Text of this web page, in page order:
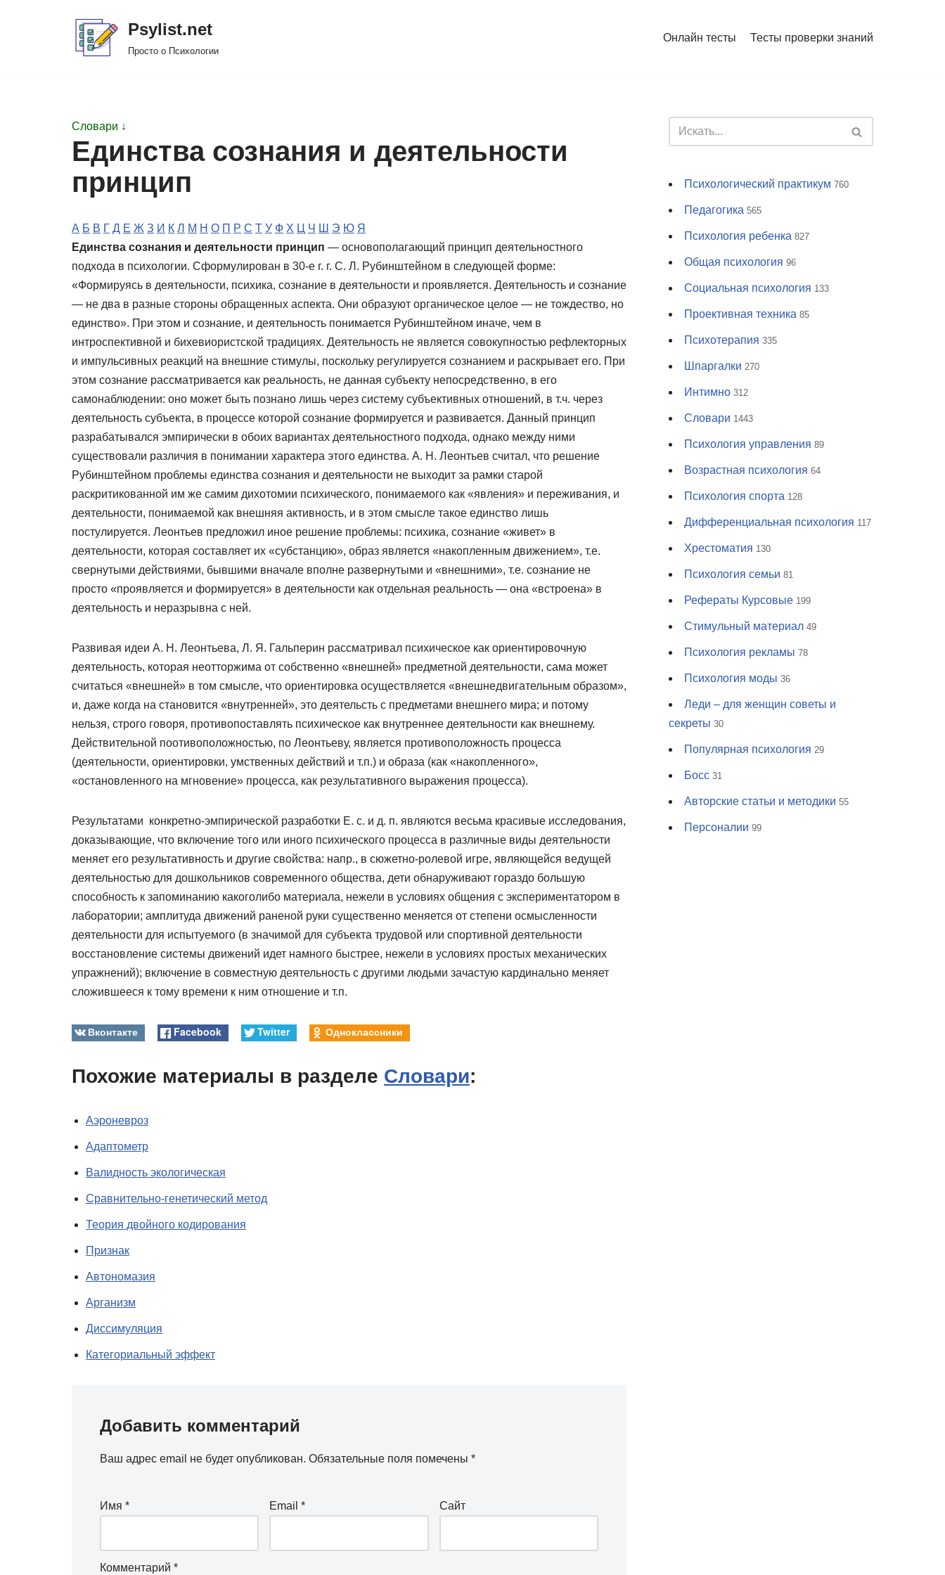
Psylist.net
Просто о Психологии
Онлайн тесты Тесты проверки знаний
Словари ↓
Единства сознания и деятельности
принцип
А Б В Г Д Е Ж З И К Л М Н О П Р С Т У Ф Х Ц Ч Ш Э Ю Я
Единства сознания и деятельности принцип — основополагающий принцип деятельностного
подхода в психологии. Сформулирован в 30-е г. г. С. Л. Рубинштейном в следующей форме:
«Формируясь в деятельности, психика, сознание в деятельности и проявляется. Деятельность и сознание
— не два в разные стороны обращенных аспекта. Они образуют органическое целое — не тождество, но
единство». При этом и сознание, и деятельность понимается Рубинштейном иначе, чем в
интроспективной и бихевиористской традициях. Деятельность не является совокупностью рефлекторных
и импульсивных реакций на внешние стимулы, поскольку регулируется сознанием и раскрывает его. При
этом сознание рассматривается как реальность, не данная субъекту непосредственно, в его
самонаблюдении: оно может быть познано лишь через систему субъективных отношений, в т.ч. через
деятельность субъекта, в процессе которой сознание формируется и развивается. Данный принцип
разрабатывался эмпирически в обоих вариантах деятельностного подхода, однако между ними
существовали различия в понимании характера этого единства. А. Н. Леонтьев считал, что решение
Рубинштейном проблемы единства сознания и деятельности не выходит за рамки старой
раскритикованной им же самим дихотомии психического, понимаемого как «явления» и переживания, и
деятельности, понимаемой как внешняя активность, и в этом смысле такое единство лишь
постулируется. Леонтьев предложил иное решение проблемы: психика, сознание «живет» в
деятельности, которая составляет их «субстанцию», образ является «накопленным движением», т.е.
свернутыми действиями, бывшими вначале вполне развернутыми и «внешними», т.е. сознание не
просто «проявляется и формируется» в деятельности как отдельная реальность — она «встроена» в
деятельность и неразрывна с ней.
Развивая идеи А. Н. Леонтьева, Л. Я. Гальперин рассматривал психическое как ориентировочную
деятельность, которая неотторжима от собственно «внешней» предметной деятельности, сама может
считаться «внешней» в том смысле, что ориентировка осуществляется «внешнедвигательным образом»,
и, даже когда на становится «внутренней», это деятельсть с предметами внешнего мира; и потому
нельзя, строго говоря, противопоставлять психическое как внутреннее деятельности как внешнему.
Действительной поотивоположностью, по Леонтьеву, является противоположность процесса
(деятельности, ориентировки, умственных действий и т.п.) и образа (как «накопленного»,
«остановленного на мгновение» процесса, как результативного выражения процесса).
Результатами конкретно-эмпирической разработки Е. с. и д. п. являются весьма красивые исследования,
доказывающие, что включение того или иного психического процесса в различные виды деятельности
меняет его результативность и другие свойства: напр., в сюжетно-ролевой игре, являющейся ведущей
деятельностью для дошкольников современного общества, дети обнаруживают гораздо большую
способность к запоминанию какоголибо материала, нежели в условиях общения с экспериментатором в
лаборатории; амплитуда движений раненой руки существенно меняется от степени осмысленности
деятельности для испытуемого (в значимой для субъекта трудовой или спортивной деятельности
восстановление системы движений идет намного быстрее, нежели в условиях простых механических
упражнений); включение в совместную деятельность с другими людьми зачастую кардинально меняет
сложившееся к тому времени к ним отношение и т.п.
Вконтакте Facebook Twitter Одноклассники
Похожие материалы в разделе Словари:
Аэроневроз
Адаптометр
Валидность экологическая
Сравнительно-генетический метод
Теория двойного кодирования
Признак
Автономазия
Арганизм
Диссимуляция
Категориальный эффект
Добавить комментарий
Ваш адрес email не будет опубликован. Обязательные поля помечены *
Имя * Email* Сайт
Комментарий *
Психологический практикум 760
Педагогика 565
Психология ребенка 827
Общая психология 96
Социальная психология 133
Проективная техника 85
Психотерапия 335
Шпаргалки 270
Интимно 312
Словари 1443
Психология управления 89
Возрастная психология 64
Психология спорта 128
Дифференциальная психология 117
Хрестоматия 130
Психология семьи 81
Рефераты Курсовые 199
Стимульный материал 49
Психология рекламы 78
Психология моды 36
Леди – для женщин советы и
секреты 30
Популярная психология 29
Босс 31
Авторские статьи и методики 55
Персоналии 99